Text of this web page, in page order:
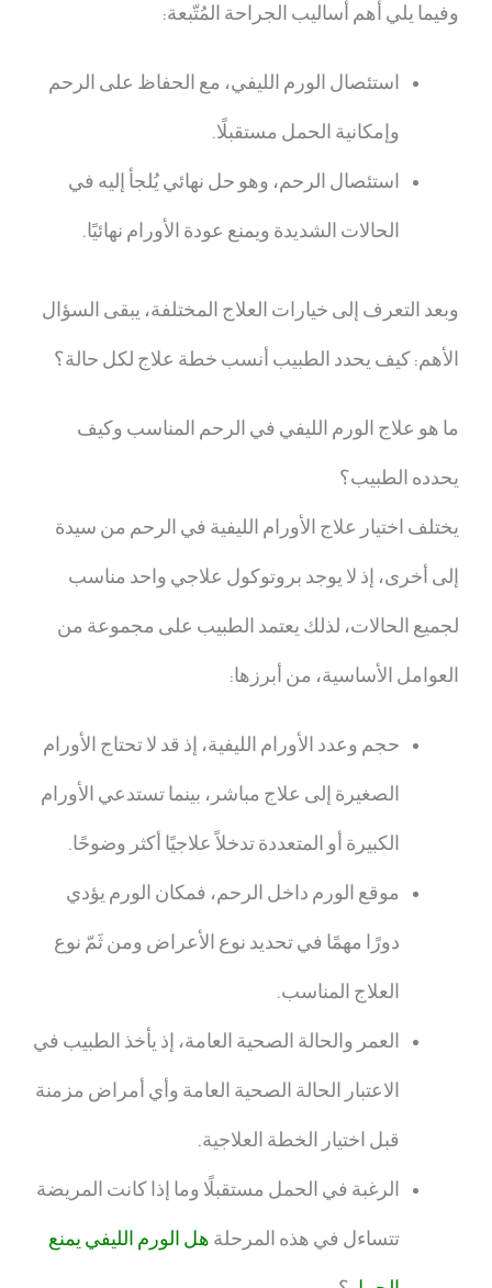
وفيما يلي أهم أساليب الجراحة المُتّبعة:
استئصال الورم الليفي، مع الحفاظ على الرحم
وإمكانية الحمل مستقبلًا.
استئصال الرحم، وهو حل نهائي يُلجأ إليه في
الحالات الشديدة ويمنع عودة الأورام نهائيًا.
وبعد التعرف إلى خيارات العلاج المختلفة، يبقى السؤال
الأهم: كيف يحدد الطبيب أنسب خطة علاج لكل حالة؟
ما هو علاج الورم الليفي في الرحم المناسب وكيف
يحدده الطبيب؟
يختلف اختيار علاج الأورام الليفية في الرحم من سيدة
إلى أخرى، إذ لا يوجد بروتوكول علاجي واحد مناسب
لجميع الحالات، لذلك يعتمد الطبيب على مجموعة من
العوامل الأساسية، من أبرزها:
حجم وعدد الأورام الليفية، إذ قد لا تحتاج الأورام
الصغيرة إلى علاج مباشر، بينما تستدعي الأورام
الكبيرة أو المتعددة تدخلاً علاجيًا أكثر وضوحًا.
موقع الورم داخل الرحم، فمكان الورم يؤدي
دورًا مهمًا في تحديد نوع الأعراض ومن ثَمّ نوع
العلاج المناسب.
العمر والحالة الصحية العامة، إذ يأخذ الطبيب في
الاعتبار الحالة الصحية العامة وأي أمراض مزمنة
قبل اختيار الخطة العلاجية.
الرغبة في الحمل مستقبلًا وما إذا كانت المريضة
تتساءل في هذه المرحلة هل الورم الليفي يمنع